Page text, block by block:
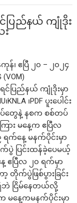
ြည်နယ် ကျုံဒိုး
း
န်၊ ဧပြီ ၂၀ – ၂၀၂၄
(VOM)
င်ပြည်နယ် ကျုံဒိုးမှာ
၊KNLA ၊PDF ပူးပေါင်း
တွေနဲ့ နစက စစ်တပ်
ြား မနေ့က ဧပြီလ
ရက်နေ့ မနက်ပိုင်းမှာ
ပွဲ ပြင်းထန်ခဲ့ပေမယ့်
ေ့ ဧပြီလ ၂၀ ရက်မှာ
တိုက်ပွဲဖြစ်ပွားခြင်း
ဘဲ ငြိမ်နေတယ်လို့
နေ့ကမနက်ပိုင်းမှာ